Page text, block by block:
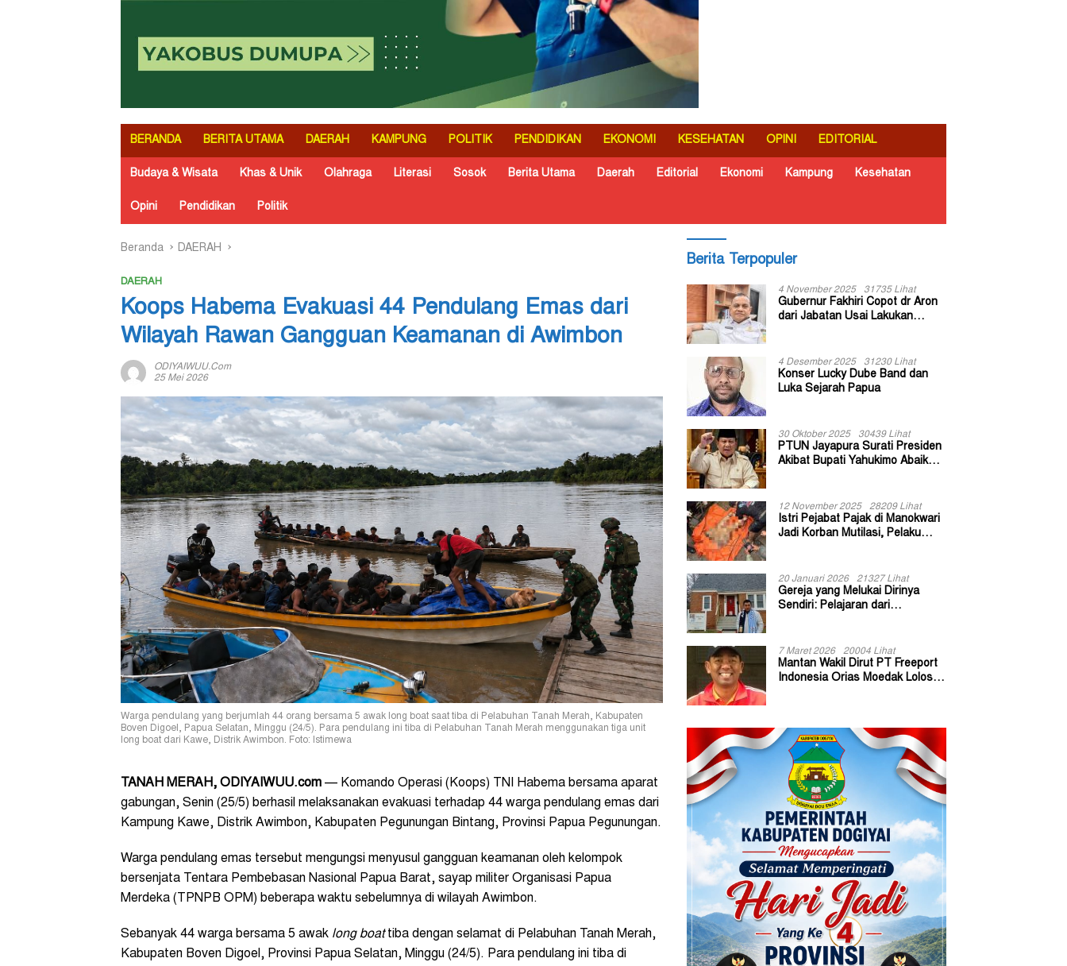
BERANDA BERITA UTAMA DAERAH KAMPUNG POLITIK PENDIDIKAN EKONOMI KESEHATAN OPINI EDITORIAL
Budaya & Wisata Khas & Unik Olahraga Literasi Sosok Berita Utama Daerah Editorial Ekonomi Kampung Kesehatan
Opini Pendidikan Politik
Beranda DAERAH
DAERAH
Koops Habema Evakuasi 44 Pendulang Emas dari
Wilayah Rawan Gangguan Keamanan di Awimbon
ODIYAIWUU.com
25 Mei 2026
Warga pendulang yang berjumlah 44 orang bersama 5 awak long boat saat tiba di Pelabuhan Tanah Merah, Kabupaten
Boven Digoel, Papua Selatan, Minggu (24/5). Para pendulang ini tiba di Pelabuhan Tanah Merah menggunakan tiga unit
long boat dari Kawe, Distrik Awimbon. Foto: Istimewa
TANAH MERAH, ODIYAIWUU.com — Komando Operasi (Koops) TNI Habema bersama aparat
gabungan, Senin (25/5) berhasil melaksanakan evakuasi terhadap 44 warga pendulang emas dari
Kampung Kawe, Distrik Awimbon, Kabupaten Pegunungan Bintang, Provinsi Papua Pegunungan.
Warga pendulang emas tersebut mengungsi menyusul gangguan keamanan oleh kelompok
bersenjata Tentara Pembebasan Nasional Papua Barat, sayap militer Organisasi Papua
Merdeka (TPNPB OPM) beberapa waktu sebelumnya di wilayah Awimbon.
Sebanyak 44 warga bersama 5 awak long boattiba dengan selamat di Pelabuhan Tanah Merah,
Kabupaten Boven Digoel, Provinsi Papua Selatan, Minggu (24/5). Para pendulang ini tiba di
Berita Terpopuler
4 November 2025 31735 Lihat
Gubernur Fakhiri Copot dr Aron
dari Jabatan Usai Lakukan
4 Desember 2025 31230 Lihat
Konser Lucky Dube Band dan
Luka Sejarah Papua
30 Oktober 2025 30439 Lihat
PTUN Jayapura Surati Presiden
Akibat Bupati Yahukimo Abaikan
12 November 2025 28209 Lihat
Istri Pejabat Pajak di Manokwari
Jadi Korban Mutilasi, Pelaku
20 Januari 2026 21327 Lihat
Gereja yang Melukai Dirinya
Sendiri: Pelajaran dari
7 Maret 2026 20004 Lihat
Mantan Wakil Dirut PT Freeport
Indonesia Orias Moedak Lolos